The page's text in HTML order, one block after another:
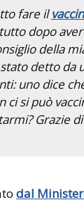
fare il
dopo
della
detto da
uno dice
ci si può
Grazie
dal